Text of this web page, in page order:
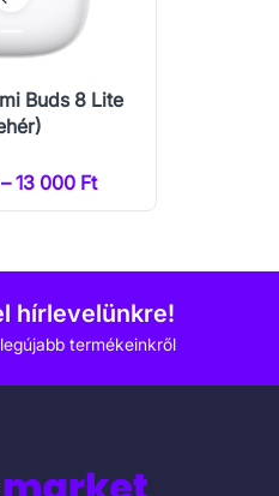
Buds 8 Lite
13 000 Ft
hírlevelünkre!
termékeinkről